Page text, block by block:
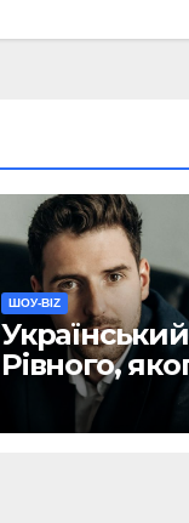
ШОУ-BIZ
Рівного,
називають
Тараса